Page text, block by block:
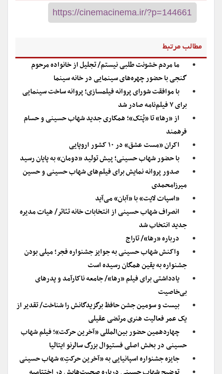
مطالب مرتبط
ما مردم خشونت طلبی نیستم/ تجلیل از خانواده مرحوم
گنجی با حضور چهره‌های سینمایی در خانه سینما
با موافقت شورای پروانه فیلمسازی؛ پروانه ساخت سینمایی
برای ۷ فیلم‌‌نامه صادر شد
از «رها» تا «پُتک»؛ همکاری جدید شهاب حسینی و حسام
فرهمند
اکران «مست عشق» در ۱۰ کشور اروپایی
با حضور شهاب حسینی؛ پیش تولید «دومان» به پایان رسید
صدور پروانه نمایش برای فیلم‌های شهاب حسینی و حسین
میرزامحمدی
«اسپات لایت» با «آبان» می‌آید
انصراف شهاب حسینی از انتخابات خانه تئاتر/ هیات مدیره
جدید انتخاب شد
درباره «رها»/ تاراج
واکنش شهاب حسینی به جوایز جشنواره فجر؛ میلی بودن
جشنواره به یقین همگان رسیده است
یادداشتی برای فیلم «رها»/ جامعه ناکارآمد و پدرهای
بی‌خاصیت
بیست و سومین جشن حافظ برگزیدگانش را شناخت/ تقدیر از
یک عمر فعالیت هنری مرتضی عقیلی
چهاردهمین حضور بین‌المللی «آخرین حرکت»؛ فیلم شهاب
حسینی در بخش اصلی فستیوال بزرگ سالرنو ایتالیا
جایزه جشنواره اسپانیایی به «آخرین حرکتِ» شهاب حسینی